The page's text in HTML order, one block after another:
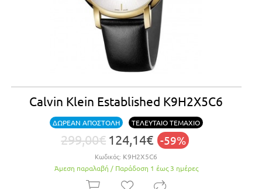
Calvin Klein Established K9H2X5C6
ΔΩΡΕΑΝ ΑΠΟΣΤΟΛΗ ΤΕΛΕΥΤΑΙΟ ΤΕΜΑΧΙΟ
299,00€ 124,14€ -59%
Κωδικός: K9H2X5C6
Άμεση παραλαβή / Παράδoση 1 έως 3 ημέρες